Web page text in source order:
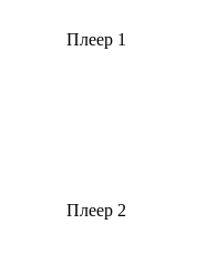
Плеер 1
Плеер 2